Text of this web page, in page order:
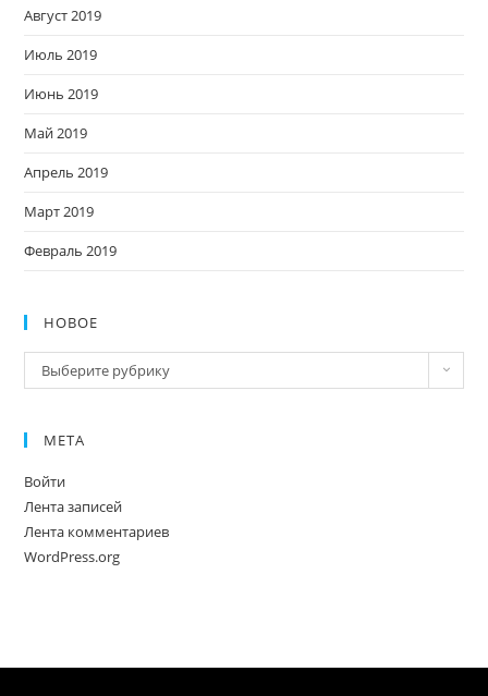
Август 2019
Июль 2019
Июнь 2019
Май 2019
Апрель 2019
Март 2019
Февраль 2019
НОВОЕ
Новое
Выберите рубрику
МЕТА
Войти
Лента записей
Лента комментариев
WordPress.org